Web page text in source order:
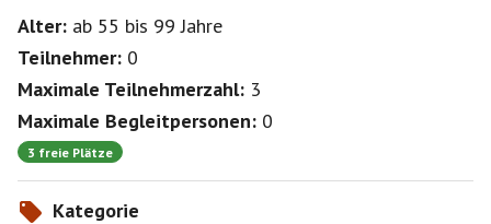
Alter: ab 55 bis 99Jahre
Teilnehmer: 0
Maximale Teilnehmerzahl: 3
Maximale Begleitpersonen: 0
3 freie Plätze
Kategorie